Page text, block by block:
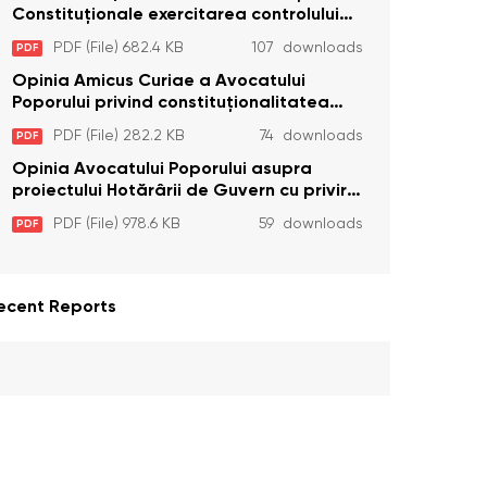
Constituţionale exercitarea controlului
constituţionalităţii unor prevederi cu
privire la plata alocației sociale de stat
persoanelor cu dizabilitați care sunt
private de liberate
PDF PDF (File) 682.4 KB 107 downloads
Opinia Amicus Curiae a Avocatului
Poporului privind constituționalitatea
unor prevederi care interzic angajarea în
organizațiile de pază particulară a
persoanelor condamnate pentru
comiterea cu intenție a unor infracțiuni a
fost luată în considerare de Curtea
Constituțională
PDF PDF (File) 282.2 KB 74 downloads
Opinia Avocatului Poporului asupra
proiectului Hotărârii de Guvern cu privire
la aprobarea proiectului de lege privind
activitatea sanitară veterinarăa
PDF PDF (File) 978.6 KB 59 downloads
Reports